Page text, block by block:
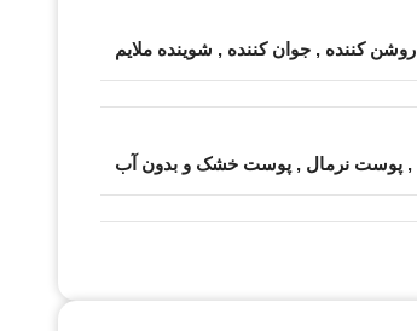
روشن کننده , جوان کننده , شوینده ملایم
, پوست نرمال , پوست خشک و بدون آب